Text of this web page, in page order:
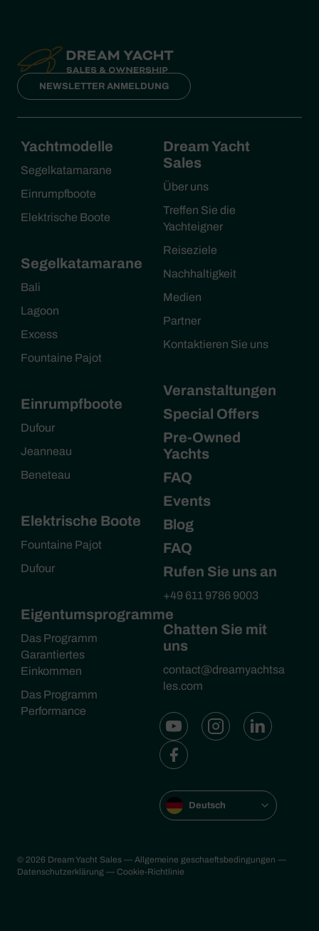
NEWSLETTER ANMELDUNG
Yachtmodelle
Segelkatamarane
Einrumpfboote
Elektrische Boote
Segelkatamarane
Bali
Lagoon
Excess
Fountaine Pajot
Einrumpfboote
Dufour
Jeanneau
Beneteau
Elektrische Boote
Fountaine Pajot
Dufour
Eigentumsprogramme
Das Programm
Garantiertes
Einkommen
Das Programm
Performance
Dream Yacht
Sales
Über uns
Treffen Sie die
Yachteigner
Reiseziele
Nachhaltigkeit
Medien
Partner
Kontaktieren Sie uns
Veranstaltungen
Special Offers
Pre-Owned
Yachts
FAQ
Events
Blog
FAQ
Rufen Sie uns an
+49 611 9786 9003
Chatten Sie mit
uns
contact@dreamyachtsa
les.com
Deutsch
© 2026 Dream Yacht Sales — Allgemeine geschaeftsbedingungen —
Datenschutzerklärung — Cookie-Richtlinie